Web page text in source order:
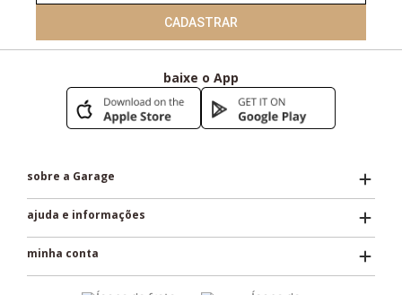
CADASTRAR
baixe o App
sobre a Garage
ajuda e informações
minha conta